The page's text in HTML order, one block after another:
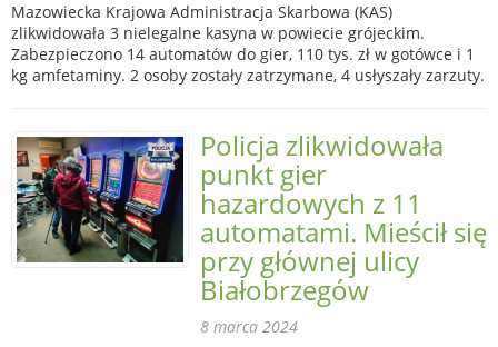
Mazowiecka Krajowa Administracja Skarbowa (KAS)
zlikwidowała 3 nielegalne kasyna w powiecie grójeckim.
Zabezpieczono 14 automatów do gier, 110 tys. zł w gotówce i 1
kg amfetaminy. 2 osoby zostały zatrzymane, 4 usłyszały zarzuty.
Policja zlikwidowała
punkt gier
hazardowych z 11
automatami. Mieścił się
przy głównej ulicy
Białobrzegów
8 marca 2024